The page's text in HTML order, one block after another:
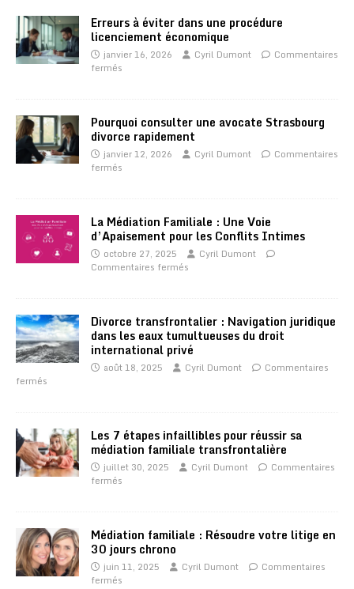
Erreurs à éviter dans une procédure
licenciement économique
janvier 16, 2026 Cyril Dumont
Commentaires
fermés
Pourquoi consulter une avocate Strasbourg
divorce rapidement
janvier 12, 2026 Cyril Dumont
Commentaires
fermés
La Médiation Familiale : Une Voie
d’Apaisement pour les Conflits Intimes
octobre 27, 2025
Cyril Dumont
Commentaires fermés
Divorce transfrontalier : Navigation juridique
dans les eaux tumultueuses du droit
international privé
août 18, 2025 Cyril Dumont
Commentaires
fermés
Les 7 étapes infaillibles pour réussir sa
médiation familiale transfrontalière
juillet 30, 2025 Cyril Dumont
Commentaires
fermés
Médiation familiale : Résoudre votre litige en
30 jours chrono
juin 11, 2025 Cyril Dumont
Commentaires
fermés